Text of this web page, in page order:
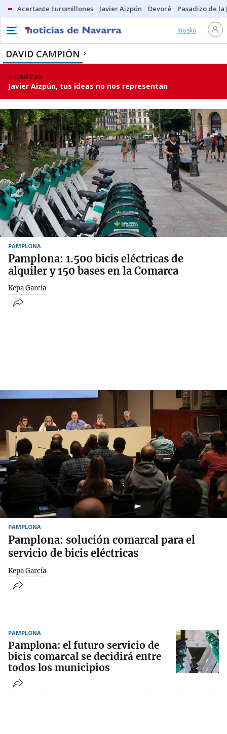
Acertante Euromillones Javier Aizpún Devoré Pasadizo de la
Kiosko
DAVID CAMPIÓN
CARTAS
Javier Aizpún, tus ideas no nos representan
PAMPLONA
Pamplona: 1.500 bicis eléctricas de
alquiler y 150 bases en la Comarca
Kepa García
PAMPLONA
Pamplona: solución comarcal para el
servicio de bicis eléctricas
Kepa García
PAMPLONA
Pamplona: el futuro servicio de
bicis comarcal se decidirá entre
todos los municipios